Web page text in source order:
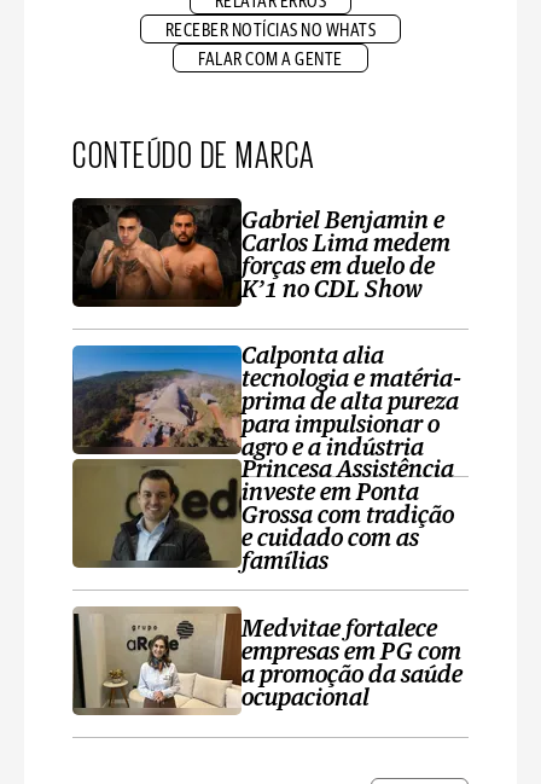
RECEBER NOTÍCIAS NO WHATS
FALAR COM A GENTE
CONTEÚDO DE MARCA
Gabriel Benjamin e
Carlos Lima medem
forças em duelo de
K’1 no CDL Show
Calponta alia
tecnologia e matéria-
prima de alta pureza
para impulsionar o
agro e a indústria
Princesa Assistência
investe em Ponta
Grossa com tradição
e cuidado com as
famílias
Medvitae fortalece
empresas em PG com
a promoção da saúde
ocupacional